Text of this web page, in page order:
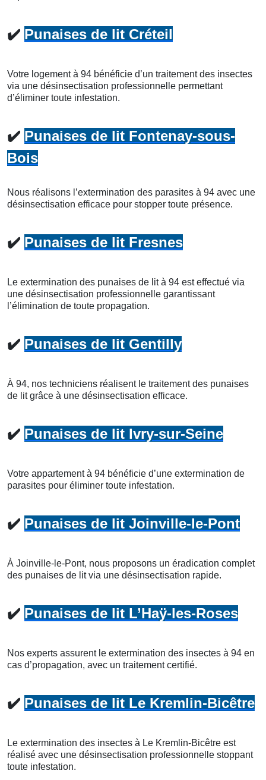
✔️ Punaises de lit Créteil
Votre logement à 94 bénéficie d’un traitement des insectes
via une désinsectisation professionnelle permettant
d’éliminer toute infestation.
✔️ Punaises de lit Fontenay-sous-
Bois
Nous réalisons l’extermination des parasites à 94 avec une
désinsectisation efficace pour stopper toute présence.
✔️ Punaises de lit Fresnes
Le extermination des punaises de lit à 94 est effectué via
une désinsectisation professionnelle garantissant
l’élimination de toute propagation.
✔️ Punaises de lit Gentilly
À 94, nos techniciens réalisent le traitement des punaises
de lit grâce à une désinsectisation efficace.
✔️ Punaises de lit Ivry-sur-Seine
Votre appartement à 94 bénéficie d’une extermination de
parasites pour éliminer toute infestation.
✔️ Punaises de lit Joinville-le-Pont
À Joinville-le-Pont, nous proposons un éradication complet
des punaises de lit via une désinsectisation rapide.
✔️ Punaises de lit L’Haÿ-les-Roses
Nos experts assurent le extermination des insectes à 94 en
cas d’propagation, avec un traitement certifié.
✔️ Punaises de lit Le Kremlin-Bicêtre
Le extermination des insectes à Le Kremlin-Bicêtre est
réalisé avec une désinsectisation professionnelle stoppant
toute infestation.